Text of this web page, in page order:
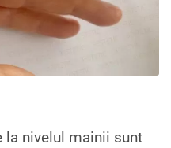
la nivelul mainii sunt